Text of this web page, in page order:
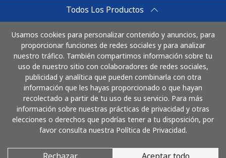
Todos Los Productos
Usamos cookies para personalizar contenido y anuncios, para
proporcionar funciones de redes sociales y para analizar
nuestro tráfico. También compartimos información sobre tu
uso de nuestro sitio con colaboradores de redes sociales,
publicidad y analítica que pueden combinarla con otra
información que les hayas proporcionado o que hayan
recolectado a partir de tu uso de su servicio. Para más
información sobre nuestras prácticas de privacidad y otras
elecciones o derechos que podrías tener a tu disposición, por
favor consulta nuestra Política de Privacidad.
Rechazar Aceptar todo
Comprar
Cómo funciona
Paga con